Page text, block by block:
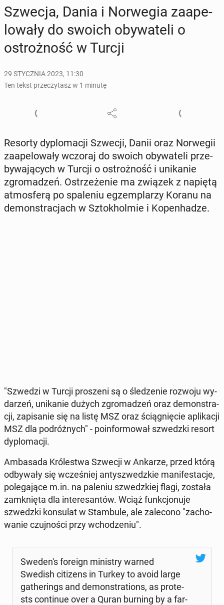
Szwecja, Dania i Nor­we­gia za­ape­
lo­wa­ły do swoich oby­wa­te­li o
ostroż­ność w Turcji
29 STYCZNIA 2023, 11:30
Ten tekst przeczytasz w 1 minutę
Resorty dy­plo­ma­cji Szwecji, Danii oraz Nor­we­gii
za­ape­lo­wa­ły wczoraj do swoich oby­wa­te­li prze­
by­wa­ją­cych w Turcji o ostroż­ność i uni­ka­nie
zgro­ma­dzeń. Ostrze­że­nie ma związek z napiętą
at­mos­fe­rą po spa­le­niu eg­zem­pla­rzy Koranu na
de­mon­stra­cjach w Sztok­hol­mie i Ko­pen­ha­dze.
"Szwedzi w Turcji pro­sze­ni są o śle­dze­nie rozwoju wy­
da­rzeń, uni­ka­nie dużych zgro­ma­dzeń oraz de­mon­stra­
cji, za­pi­sa­nie się na listę MSZ oraz ścią­gnię­cie apli­ka­cji
MSZ dla po­dróż­nych" - po­in­for­mo­wał szwedz­ki resort
dy­plo­ma­cji.
Am­ba­sa­da Kró­le­stwa Szwecji w Ankarze, przed którą
od­by­wa­ły się wcze­śniej an­tysz­wedz­kie ma­ni­fe­sta­cje,
po­le­ga­ją­ce m.in. na paleniu szwedz­kiej flagi, została
za­mknię­ta dla in­te­re­san­tów. Wciąż funk­cjo­nu­je
szwedz­ki kon­su­lat w Stam­bu­le, ale za­le­co­no "za­cho­
wa­nie czuj­no­ści przy wcho­dze­niu".
Swe­de­n's foreign mi­ni­stry warned
Swedish ci­ti­zens in Turkey to avoid large
ga­the­rings and de­mon­stra­tions, as pro­te­
sts con­ti­nue over a Quran burning by a far-